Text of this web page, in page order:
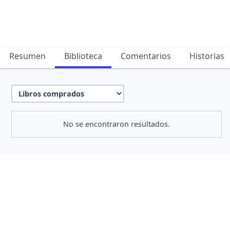
Resumen Biblioteca Comentarios Historias
No se encontraron resultados.